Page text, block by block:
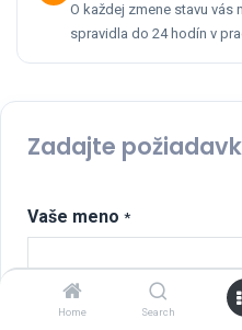
Home Search
O každej zmene stavu vás
spravidla do 24 hodín v
Zadajte
Vaše meno *
Váš email